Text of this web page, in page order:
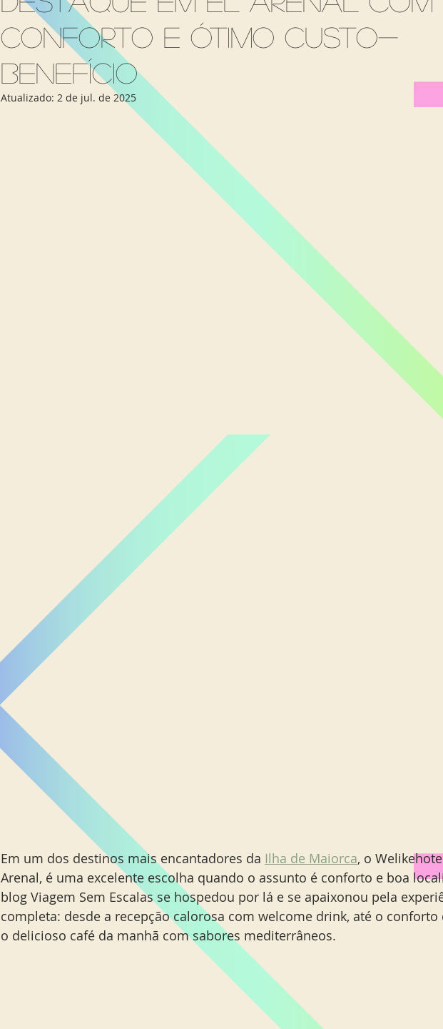
Madrid
conforto e ótimo custo-
benefício
Atualizado: 2 de jul. de 2025
Em um dos destinos mais encantadores da Ilha de Maiorca, o
Arenal, é uma excelente escolha quando o assunto é conforto e boa
blog Viagem Sem Escalas se hospedou por lá e se apaixonou pela
completa: desde a recepção calorosa com welcome drink, até o
o delicioso café da manhã com sabores mediterrâneos.